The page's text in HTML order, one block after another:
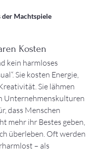
der Machtspiele
Kosten
kein harmloses
Sie kosten Energie,
Sie lähmen
Unternehmenskulturen
dass Menschen
mehr ihr Bestes geben,
überleben. Oft werden
– als